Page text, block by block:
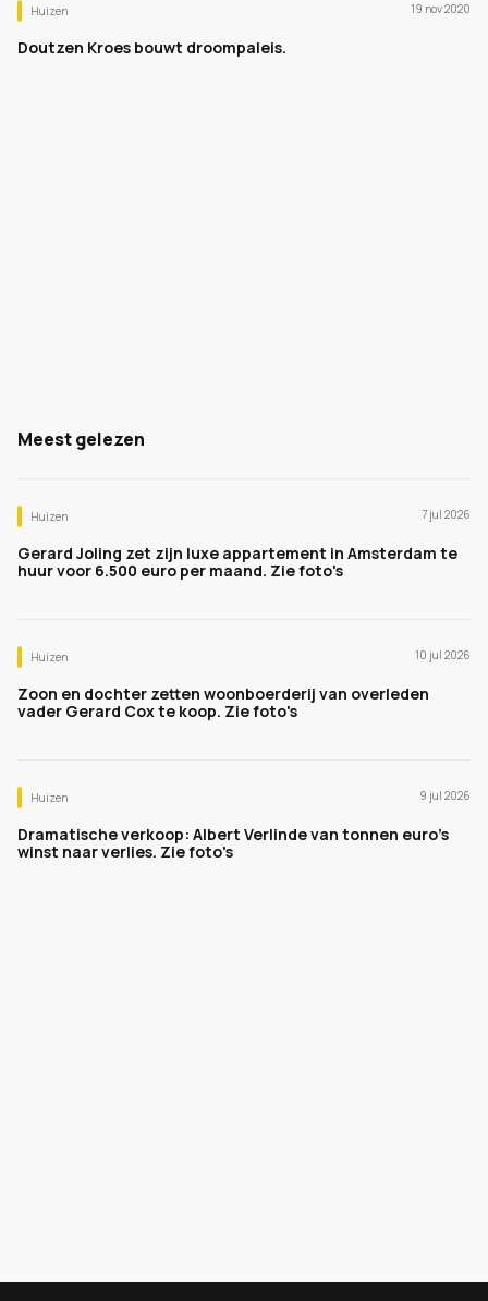
Huizen 19 nov 2020
Doutzen Kroes bouwt droompaleis.
Meest gelezen
Huizen 7 jul 2026
Gerard Joling zet zijn luxe appartement in Amsterdam te
huur voor 6.500 euro per maand. Zie foto's
Huizen 10 jul 2026
Zoon en dochter zetten woonboerderij van overleden
vader Gerard Cox te koop. Zie foto's
Huizen 9 jul 2026
Dramatische verkoop: Albert Verlinde van tonnen euro's
winst naar verlies. Zie foto's